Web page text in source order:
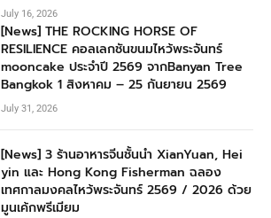
July 16, 2026
[News] THE ROCKING HORSE OF
RESILIENCE คอลเลกชันขนมไหว้พระจันทร์
mooncake ประจำปี 2569 จากBanyan Tree
Bangkok 1 สิงหาคม – 25 กันยายน 2569
July 31, 2026
[News] 3 ร้านอาหารจีนชั้นนำ XianYuan, Hei
yin และ Hong Kong Fisherman ฉลอง
เทศกาลมงคลไหว้พระจันทร์ 2569 / 2026 ด้วย
มูนเค้กพรีเมียม